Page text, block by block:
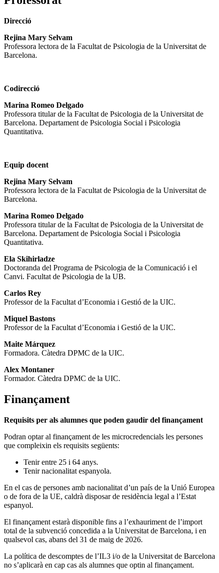
Direcció
Rejina Mary Selvam
Professora lectora de la Facultat de Psicologia de la Universitat de
Barcelona.
Codirecció
Marina Romeo Delgado
Professora titular de la Facultat de Psicologia de la Universitat de
Barcelona. Departament de Psicologia Social i Psicologia
Quantitativa.
Equip docent
Rejina Mary Selvam
Professora lectora de la Facultat de Psicologia de la Universitat de
Barcelona.
Marina Romeo Delgado
Professora titular de la Facultat de Psicologia de la Universitat de
Barcelona. Departament de Psicologia Social i Psicologia
Quantitativa.
Ela Skihirladze
Doctoranda del Programa de Psicologia de la Comunicació i el
Canvi. Facultat de Psicologia de la UB.
Carlos Rey
Professor de la Facultat d’Economia i Gestió de la UIC.
Miquel Bastons
Professor de la Facultat d’Economia i Gestió de la UIC.
Maite Márquez
Formadora. Càtedra DPMC de la UIC.
Alex Montaner
Formador. Càtedra DPMC de la UIC.
Finançament
Requisits per als alumnes que poden gaudir del finançament
Podran optar al finançament de les microcredencials les persones
que compleixin els requisits següents:
Tenir entre 25 i 64 anys.
Tenir nacionalitat espanyola.
En el cas de persones amb nacionalitat d’un país de la Unió Europea
o de fora de la UE, caldrà disposar de residència legal a l’Estat
espanyol.
El finançament estarà disponible fins a l’exhauriment de l’import
total de la subvenció concedida a la Universitat de Barcelona, i en
qualsevol cas, abans del 31 de maig de 2026.
La política de descomptes de l’IL3 i/o de la Universitat de Barcelona
no s’aplicarà en cap cas als alumnes que optin al finançament.